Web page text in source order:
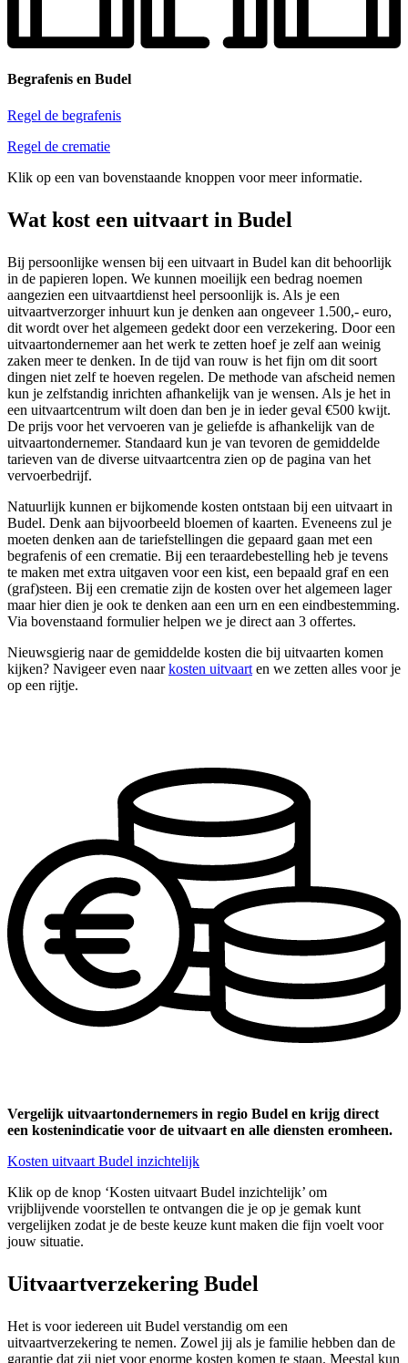
Begrafenis en Budel
Regel de begrafenis
Regel de crematie
Klik op een van bovenstaande knoppen voor meer informatie.
Wat kost een uitvaart in Budel
Bij persoonlijke wensen bij een uitvaart in Budel kan dit behoorlijk
in de papieren lopen. We kunnen moeilijk een bedrag noemen
aangezien een uitvaartdienst heel persoonlijk is. Als je een
uitvaartverzorger inhuurt kun je denken aan ongeveer 1.500,- euro,
dit wordt over het algemeen gedekt door een verzekering. Door een
uitvaartondernemer aan het werk te zetten hoef je zelf aan weinig
zaken meer te denken. In de tijd van rouw is het fijn om dit soort
dingen niet zelf te hoeven regelen. De methode van afscheid nemen
kun je zelfstandig inrichten afhankelijk van je wensen. Als je het in
een uitvaartcentrum wilt doen dan ben je in ieder geval €500 kwijt.
De prijs voor het vervoeren van je geliefde is afhankelijk van de
uitvaartondernemer. Standaard kun je van tevoren de gemiddelde
tarieven van de diverse uitvaartcentra zien op de pagina van het
vervoerbedrijf.
Natuurlijk kunnen er bijkomende kosten ontstaan bij een uitvaart in
Budel. Denk aan bijvoorbeeld bloemen of kaarten. Eveneens zul je
moeten denken aan de tariefstellingen die gepaard gaan met een
begrafenis of een crematie. Bij een teraardebestelling heb je tevens
te maken met extra uitgaven voor een kist, een bepaald graf en een
(graf)steen. Bij een crematie zijn de kosten over het algemeen lager
maar hier dien je ook te denken aan een urn en een eindbestemming.
Via bovenstaand formulier helpen we je direct aan 3 offertes.
Nieuwsgierig naar de gemiddelde kosten die bij uitvaarten komen
kijken? Navigeer even naarkosten uitvaart en we zetten alles voor je
op een rijtje.
Vergelijk uitvaartondernemers in regio Budel en krijg direct
een kostenindicatie voor de uitvaart en alle diensten eromheen.
Kosten uitvaart Budel inzichtelijk
Klik op de knop ‘Kosten uitvaart Budel inzichtelijk’ om
vrijblijvende voorstellen te ontvangen die je op je gemak kunt
vergelijken zodat je de beste keuze kunt maken die fijn voelt voor
jouw situatie.
Uitvaartverzekering Budel
Het is voor iedereen uit Budel verstandig om een
uitvaartverzekering te nemen. Zowel jij als je familie hebben dan de
garantie dat zij niet voor enorme kosten komen te staan. Meestal kun